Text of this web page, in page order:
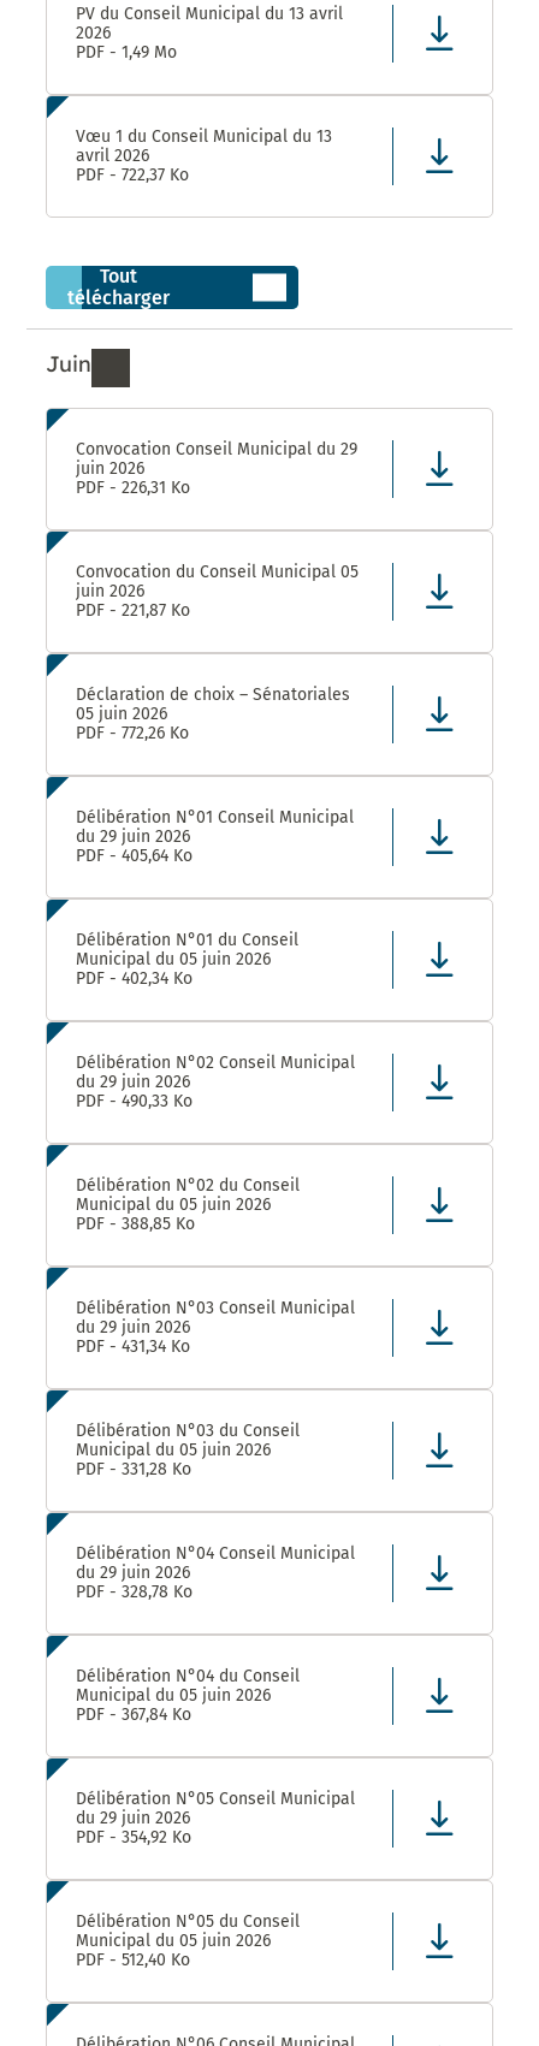
PV du Conseil Municipal du 13 avril
2026
PDF - 1,49 Mo
Vœu 1 du Conseil Municipal du 13
avril 2026
PDF - 722,37 Ko
Tout
télécharger
Juin
Ressources de Juin 2026
Convocation Conseil Municipal du 29
juin 2026
PDF - 226,31 Ko
Convocation du Conseil Municipal 05
juin 2026
PDF - 221,87 Ko
Déclaration de choix – Sénatoriales
05 juin 2026
PDF - 772,26 Ko
Délibération N°01 Conseil Municipal
du 29 juin 2026
PDF - 405,64 Ko
Délibération N°01 du Conseil
Municipal du 05 juin 2026
PDF - 402,34 Ko
Délibération N°02 Conseil Municipal
du 29 juin 2026
PDF - 490,33 Ko
Délibération N°02 du Conseil
Municipal du 05 juin 2026
PDF - 388,85 Ko
Délibération N°03 Conseil Municipal
du 29 juin 2026
PDF - 431,34 Ko
Délibération N°03 du Conseil
Municipal du 05 juin 2026
PDF - 331,28 Ko
Délibération N°04 Conseil Municipal
du 29 juin 2026
PDF - 328,78 Ko
Délibération N°04 du Conseil
Municipal du 05 juin 2026
PDF - 367,84 Ko
Délibération N°05 Conseil Municipal
du 29 juin 2026
PDF - 354,92 Ko
Délibération N°05 du Conseil
Municipal du 05 juin 2026
PDF - 512,40 Ko